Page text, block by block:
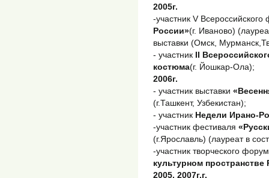
2005г.
-участник V
России»(г. Иваново)
выставки (Омск,
- участник II
костюма(г. Йошкар-Ола);
2006г.
- участник выставки
(г.Ташкент, Узбекистан);
- участник Недели Ирано-
-участник фестиваля
(г.Ярославль) (лауреат в
-участник творческого
культурном пространстве
2005, 2007г.г.